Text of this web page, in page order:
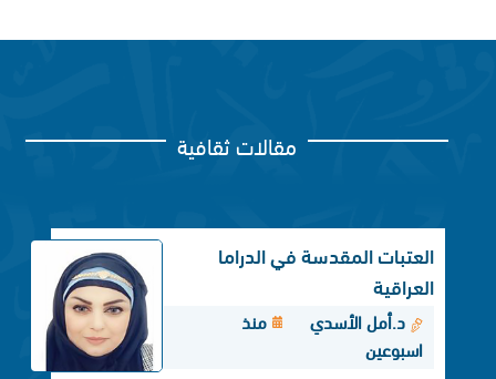
مقالات ثقافية
العتبات المقدسة في الدراما
العراقية
د.أمل الأسدي
منذ
اسبوعين